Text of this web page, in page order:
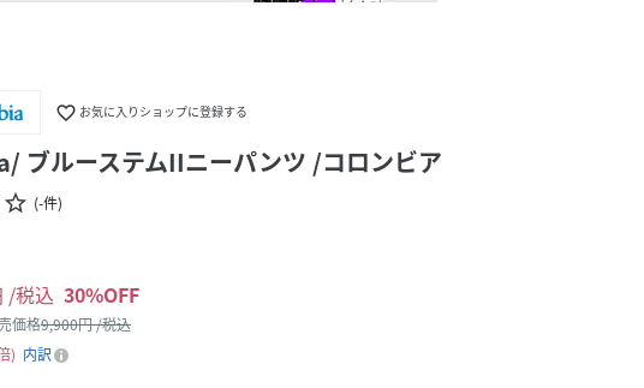
favorite_border お気に入りショップに登録する
ブルーステムIIニーパンツ /コロンビア
star_border (-件)
/税込 30%OFF
価格9,900円 /税込
内訳